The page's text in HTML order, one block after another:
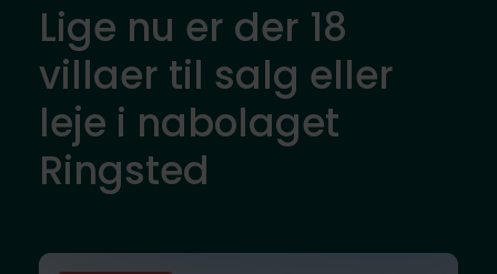
Lige nu er der 18
villaer til salg eller
leje i nabolaget
Ringsted